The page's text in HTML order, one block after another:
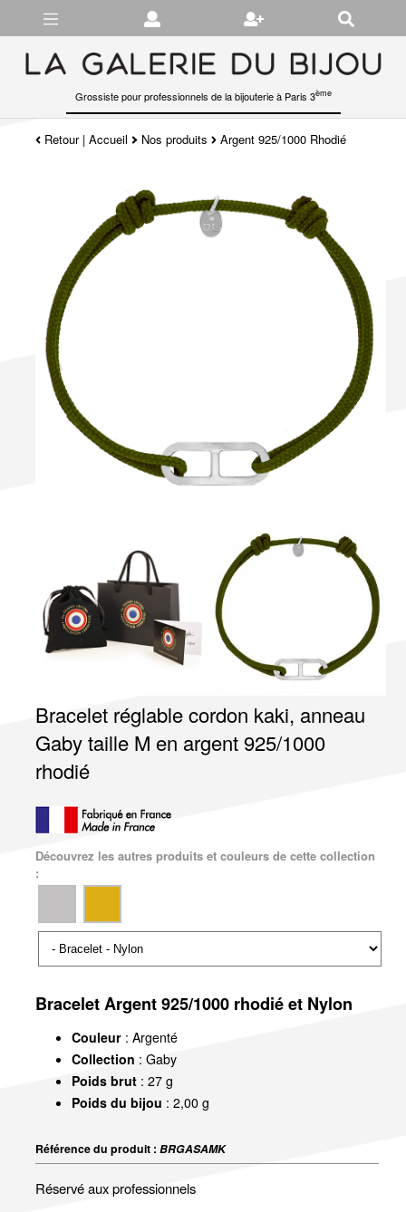
Grossiste pour professionnels de la bijouterie à Paris 3ème
Retour|Accueil Nos produits Argent 925/1000 Rhodié
Bracelet réglable cordon kaki, anneau
Gaby taille M en argent 925/1000
rhodié
Découvrez les autres produits et couleurs de cette collection
:
Bracelet Argent 925/1000 rhodié et Nylon
Couleur: Argenté
Collection : Gaby
Poids brut: 27 g
Poids du bijou : 2,00 g
Référence du produit : BRGASAMK
Réservé aux professionnels
Gérer les préférences en matière de cookies